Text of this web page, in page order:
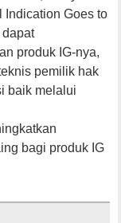
Indication Goes to
dapat
produk IG-nya,
pemilik hak
baik melalui
bagi produk IG